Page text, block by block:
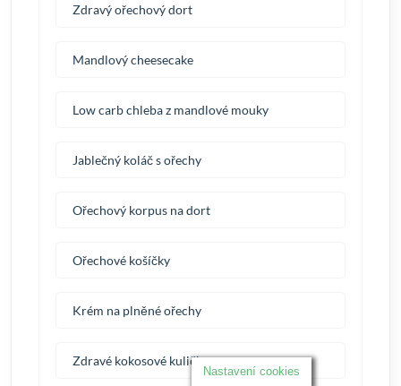
Zdravý ořechový dort
Mandlový cheesecake
Low carb chleba z mandlové mouky
Jablečný koláč s ořechy
Ořechový korpus na dort
Ořechové košíčky
Krém na plněné ořechy
Zdravé kokosové kuličky
Nastavení cookies